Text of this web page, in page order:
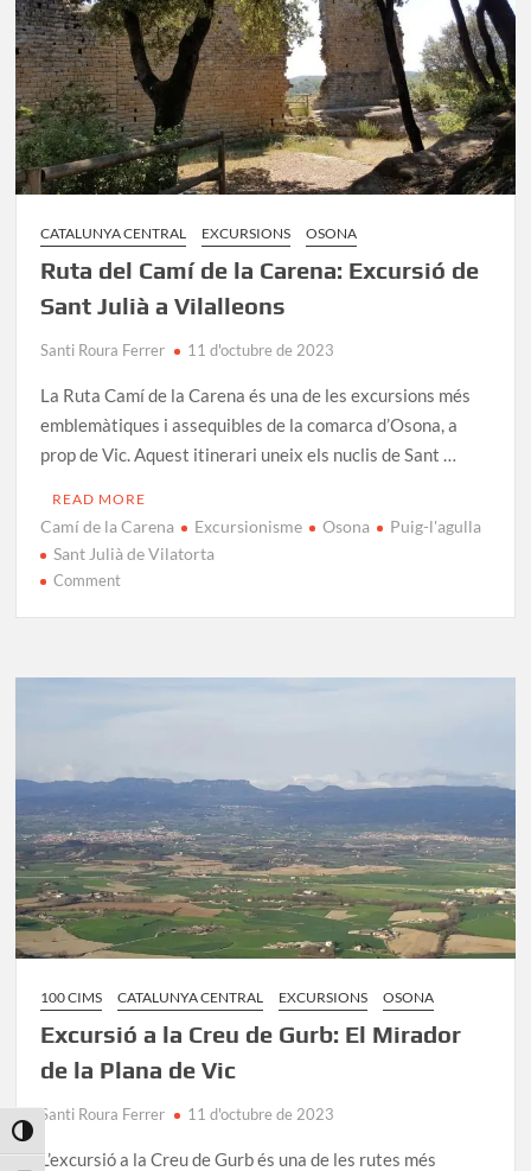
Toggle High Contrast
Espectaculars
CATALUNYA CENTRAL EXCURSIONS OSONA
Ruta del Camí de la Carena: Excursió de
Sant Julià a Vilalleons
Santi Roura Ferrer 11 d'octubre de 2023
La Ruta Camí de la Carena és una de les excursions més
emblemàtiques i assequibles de la comarca d’Osona, a
prop de Vic. Aquest itinerari uneix els nuclis de Sant …
READ MORE
Camí de la Carena Excursionisme Osona
Puig-l'agulla
Sant Julià de Vilatorta
Commenton
de
Sant
Julià
a
Vilalleons
100 CIMS CATALUNYA CENTRAL EXCURSIONS OSONA
Excursió a la Creu de Gurb: El Mirador
de la Plana de Vic
Santi Roura Ferrer 11 d'octubre de 2023
L’excursió a la Creu de Gurb és una de les rutes més